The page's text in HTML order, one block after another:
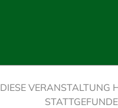
DIESE VERANSTALTUNG